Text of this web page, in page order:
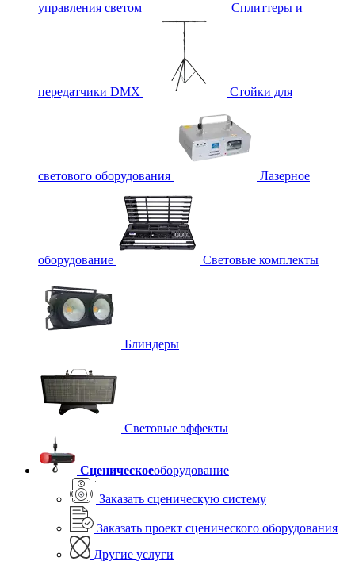
управления светом Сплиттеры и
передатчики DMX Стойки для
светового оборудования Лазерное
оборудование Световые комплекты
Блиндеры
Световые эффекты
Сценическоеоборудование
Заказать сценическую систему
Заказать проект сценического оборудования
Другие услуги